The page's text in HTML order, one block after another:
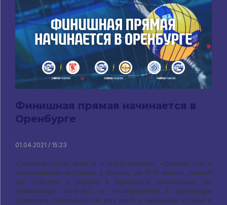
Финишная прямая начинается в
Оренбурге
01.04.2021 / 15:23
«Газпром-Югра» вместе с «Нефтяником», «Динамо-ЛО» и
«Белогорьем» вступают в борьбу за 11-14 места, первый
тур стартует 2 апреля в Оренбурге. Изначально так
называемый плей-аут не планировался в календаре
Суперлиги, поскольку как раз «аут» в нынешнем сезоне и